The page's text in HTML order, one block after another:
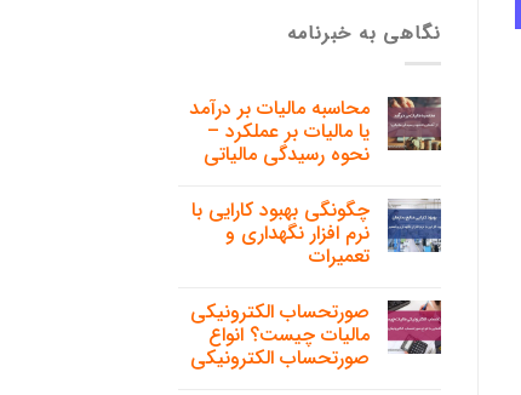
نگاهی به خبرنامه
محاسبه مالیات بر درآمد
یا مالیات بر عملکرد –
نحوه رسیدگی مالیاتی
چگونگی بهبود کارایی با
نرم افزار نگهداری و
تعمیرات
صورتحساب الکترونیکی
مالیات چیست؟ انواع
صورتحساب الکترونیکی